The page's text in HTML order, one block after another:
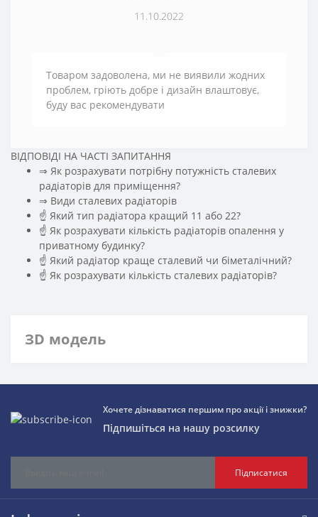
11.10.2022
Товаром задоволена, ми не виявили жодних
проблем, гріють добре і дизайн влаштовує,
буду вас рекомендувати
ВІДПОВІДІ НА ЧАСТІ ЗАПИТАННЯ
⇒ Як розрахувати потрібну потужність сталевих
радіаторів для приміщення?
️⇒ Види сталевих радіаторів
☝ Який тип радіатора кращий 11 або 22?
☝ Як розрахувати кількість радіаторів опалення у
приватному будинку?
☝ Який радіатор краще сталевий чи біметалічний?
☝ Як розрахувати кількість сталевих радіаторів?
ЗD модель
Хочете дізнаватися першим про акції і знижки?
Підпишіться на нашу розсилку
Підписатися